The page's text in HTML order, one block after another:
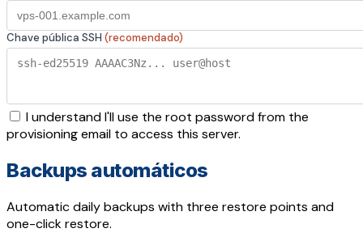
Chave pública SSH (recomendado)
I understand I'll use the root password from the
provisioning email to access this server.
Backups automáticos
Automatic daily backups with three restore points and
one-click restore.